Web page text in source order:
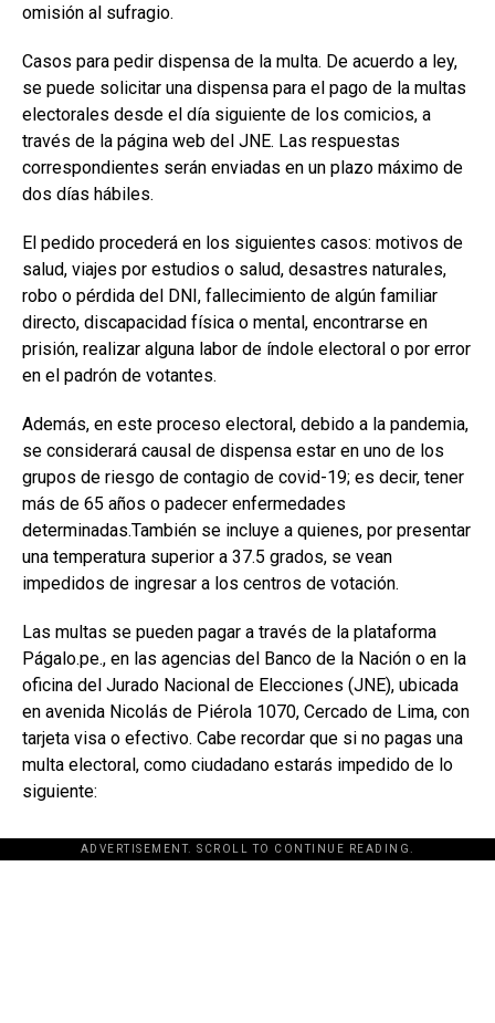
omisión al sufragio.
Casos para pedir dispensa de la multa. De acuerdo a ley,
se puede solicitar una dispensa para el pago de la multas
electorales desde el día siguiente de los comicios, a
través de la página web del JNE. Las respuestas
correspondientes serán enviadas en un plazo máximo de
dos días hábiles.
El pedido procederá en los siguientes casos: motivos de
salud, viajes por estudios o salud, desastres naturales,
robo o pérdida del DNI, fallecimiento de algún familiar
directo, discapacidad física o mental, encontrarse en
prisión, realizar alguna labor de índole electoral o por error
en el padrón de votantes.
Además, en este proceso electoral, debido a la pandemia,
se considerará causal de dispensa estar en uno de los
grupos de riesgo de contagio de covid-19; es decir, tener
más de 65 años o padecer enfermedades
determinadas.También se incluye a quienes, por presentar
una temperatura superior a 37.5 grados, se vean
impedidos de ingresar a los centros de votación.
Las multas se pueden pagar a través de la plataforma
Págalo.pe., en las agencias del Banco de la Nación o en la
oficina del Jurado Nacional de Elecciones (JNE), ubicada
en avenida Nicolás de Piérola 1070, Cercado de Lima, con
tarjeta visa o efectivo. Cabe recordar que si no pagas una
multa electoral, como ciudadano estarás impedido de lo
siguiente:
ADVERTISEMENT. SCROLL TO CONTINUE READING.